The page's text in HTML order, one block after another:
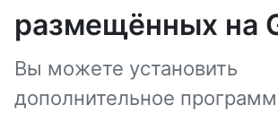
размещённых на
Вы можете установить
дополнительное